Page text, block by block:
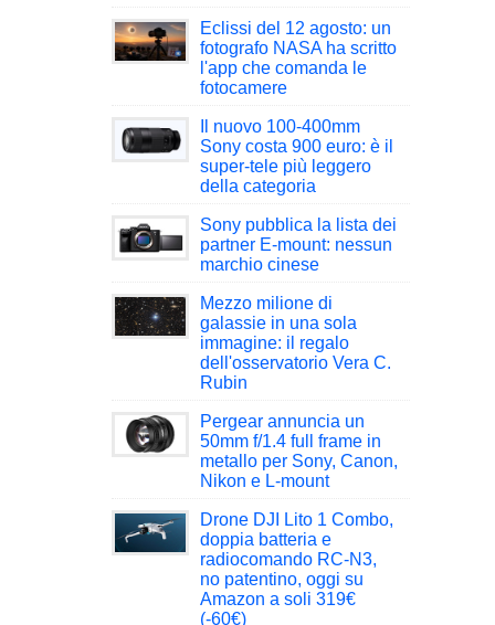
Eclissi del 12 agosto: un
fotografo NASA ha scritto
l'app che comanda le
fotocamere
Il nuovo 100-400mm
Sony costa 900 euro: è il
super-tele più leggero
della categoria
Sony pubblica la lista dei
partner E-mount: nessun
marchio cinese
Mezzo milione di
galassie in una sola
immagine: il regalo
dell'osservatorio Vera C.
Rubin
Pergear annuncia un
50mm f/1.4 full frame in
metallo per Sony, Canon,
Nikon e L-mount
Drone DJI Lito 1 Combo,
doppia batteria e
radiocomando RC-N3,
no patentino, oggi su
Amazon a soli 319€
(-60€)